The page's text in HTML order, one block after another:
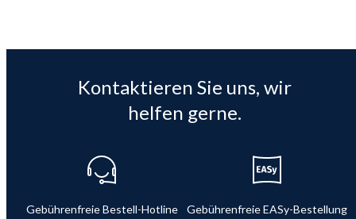
Kontaktieren Sie uns, wir
helfen gerne.
Gebührenfreie Bestell-Hotline Gebührenfreie EASy-Bestellung